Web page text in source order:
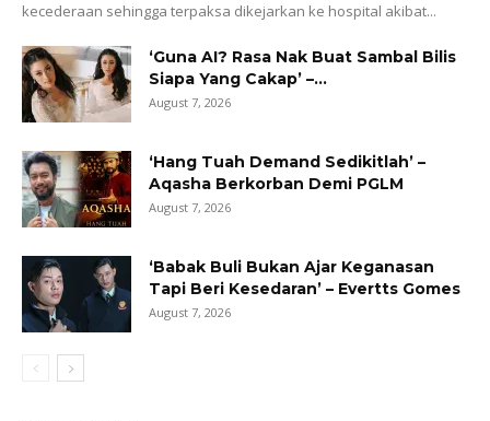
kecederaan sehingga terpaksa dikejarkan ke hospital akibat...
‘Guna AI? Rasa Nak Buat Sambal Bilis
Siapa Yang Cakap’ –...
August 7, 2026
‘Hang Tuah Demand Sedikitlah’ –
Aqasha Berkorban Demi PGLM
August 7, 2026
‘Babak Buli Bukan Ajar Keganasan
Tapi Beri Kesedaran’ – Evertts Gomes
August 7, 2026